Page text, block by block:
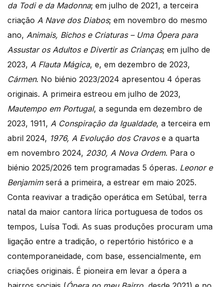
da Todi e da Madonna; em julho de 2021, a terceira
criação A Nave dos Diabos; em novembro do mesmo
ano, Animais, Bichos e Criaturas – Uma Ópera para
Assustar os Adultos e Divertir as Crianças; em julho de
2023, A Flauta Mágica, e, em dezembro de 2023,
Cármen. No biénio 2023/2024 apresentou 4 óperas
originais. A primeira estreou em julho de 2023,
Mautempo em Portugal, a segunda em dezembro de
2023, 1911, A Conspiração da Igualdade, a terceira em
abril 2024, 1976, A Evolução dos Cravose a quarta
em novembro 2024, 2030, A Nova Ordem. Para o
biénio 2025/2026 tem programadas 5 óperas. Leonor e
Benjamimserá a primeira, a estrear em maio 2025.
Conta reavivar a tradição operática em Setúbal, terra
natal da maior cantora lírica portuguesa de todos os
tempos, Luísa Todi. As suas produções procuram uma
ligação entre a tradição, o repertório histórico e a
contemporaneidade, com base, essencialmente, em
criações originais. É pioneira em levar a ópera a